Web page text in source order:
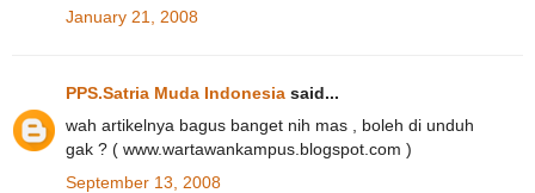
January 21, 2008
PPS.Satria Muda Indonesia said...
wah artikelnya bagus banget nih mas , boleh di unduh
gak ? ( www.wartawankampus.blogspot.com )
September 13, 2008